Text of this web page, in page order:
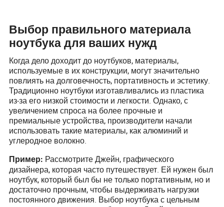
Выбор правильного материала
ноутбука для ваших нужд
Когда дело доходит до ноутбуков, материалы,
используемые в их конструкции, могут значительно
повлиять на долговечность, портативность и эстетику.
Традиционно ноутбуки изготавливались из пластика
из-за его низкой стоимости и легкости. Однако, с
увеличением спроса на более прочные и
премиальные устройства, производители начали
использовать такие материалы, как алюминий и
углеродное волокно.
Пример: Рассмотрите Джейн, графического
дизайнера, которая часто путешествует. Ей нужен был
ноутбук, который был бы не только портативным, но и
достаточно прочным, чтобы выдерживать нагрузки
постоянного движения. Выбор ноутбука с цельным